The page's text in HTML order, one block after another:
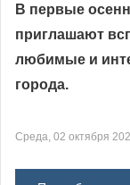
В первые
приглашают
любимые и
города.
Среда, 02 октября